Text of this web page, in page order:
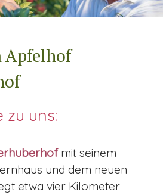
SCROLL DOWN
Apfelhof
zu uns:
mit seinem
und dem neuen
etwa vier Kilometer